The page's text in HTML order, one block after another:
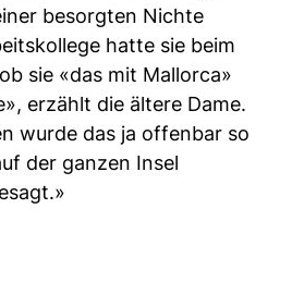
besorgten Nichte
hatte sie beim
sie «das mit Mallorca»
erzählt die ältere Dame.
wurde das ja offenbar so
der ganzen Insel